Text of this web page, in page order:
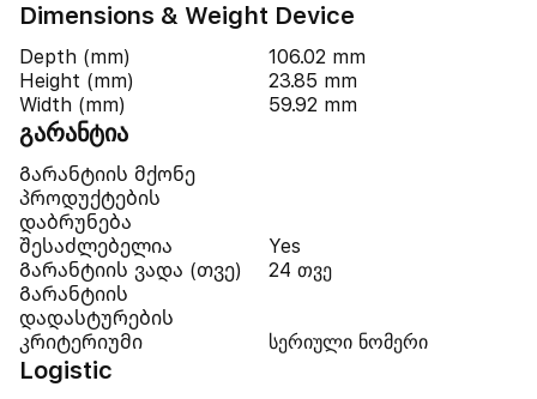
Dimensions & Weight Device
Depth (mm)
106.02 mm
Height (mm)
23.85 mm
Width (mm)
59.92 mm
გარანტია
Გარანტიის მქონე
პროდუქტების
დაბრუნება
შესაძლებელია
Yes
Გარანტიის ვადა (თვე)
24 თვე
Გარანტიის
დადასტურების
კრიტერიუმი
სერიული ნომერი
Logistic